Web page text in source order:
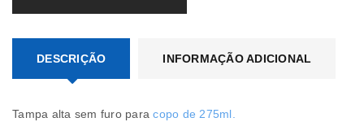
DESCRIÇÃO INFORMAÇÃO ADICIONAL
Tampa alta sem furo paracopo de 275ml.